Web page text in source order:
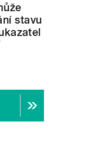
stavu